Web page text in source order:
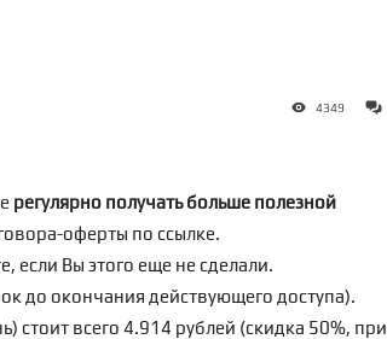
4349
регулярно получать больше полезной
оферты по ссылке.
если Вы этого еще не сделали.
до окончания действующего доступа).
стоит всего 4.914 рублей (скидка 50%, при